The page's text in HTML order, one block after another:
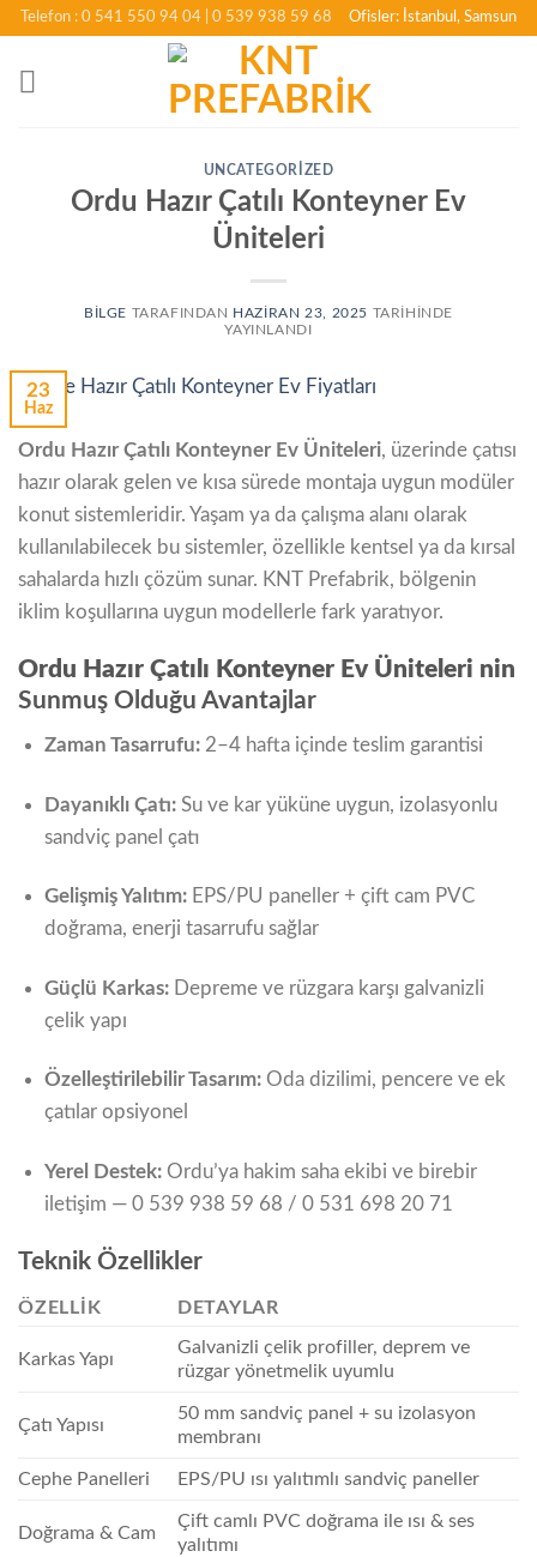
İçeriğeTelefon : 0 541 550 94 04 | 0 539 938 59 68 Ofisler: İstanbul, Samsun
UNCATEGORIZED
Ordu Hazır Çatılı Konteyner Ev
Üniteleri
BILGE TARAFINDAN HAZIRAN 23, 2025 TARIHINDE
YAYINLANDI
23
Haz
Ordu Hazır Çatılı Konteyner Ev Üniteleri, üzerinde çatısı
hazır olarak gelen ve kısa sürede montaja uygun modüler
konut sistemleridir. Yaşam ya da çalışma alanı olarak
kullanılabilecek bu sistemler, özellikle kentsel ya da kırsal
sahalarda hızlı çözüm sunar. KNT Prefabrik, bölgenin
iklim koşullarına uygun modellerle fark yaratıyor.
Ordu Hazır Çatılı Konteyner Ev Üniteleri nin
Sunmuş Olduğu Avantajlar
Zaman Tasarrufu: 2–4 hafta içinde teslim garantisi
Dayanıklı Çatı: Su ve kar yüküne uygun, izolasyonlu
sandviç panel çatı
Gelişmiş Yalıtım: EPS/PU paneller + çift cam PVC
doğrama, enerji tasarrufu sağlar
Güçlü Karkas: Depreme ve rüzgara karşı galvanizli
çelik yapı
Özelleştirilebilir Tasarım: Oda dizilimi, pencere ve ek
çatılar opsiyonel
Yerel Destek: Ordu’ya hakim saha ekibi ve birebir
iletişim — 0 539 938 59 68 / 0 531 698 20 71
Teknik Özellikler
ÖZELLIK DETAYLAR
Karkas Yapı
Galvanizli çelik profiller, deprem ve
rüzgar yönetmelik uyumlu
Çatı Yapısı
50 mm sandviç panel + su izolasyon
membranı
Cephe Panelleri EPS/PU ısı yalıtımlı sandviç paneller
Doğrama & Cam
Çift camlı PVC doğrama ile ısı & ses
yalıtımı